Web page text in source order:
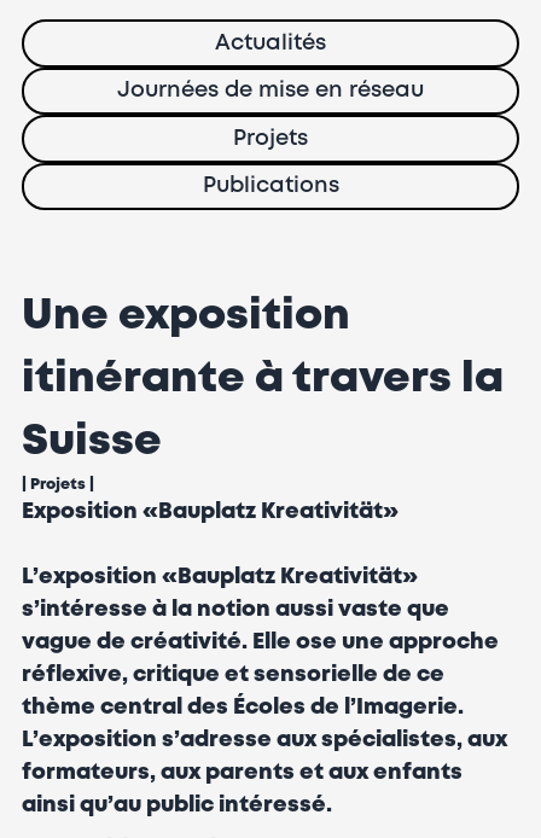
Actualités
Journées de mise en réseau
Projets
Publications
Une exposition
itinérante à travers la
Suisse
Projets
Exposition «Bauplatz Kreativität»
L’exposition «Bauplatz Kreativität»
s’intéresse à la notion aussi vaste que
vague de créativité. Elle ose une approche
réflexive, critique et sensorielle de ce
thème central des Écoles de l’Imagerie.
L’exposition s’adresse aux spécialistes, aux
formateurs, aux parents et aux enfants
ainsi qu’au public intéressé.